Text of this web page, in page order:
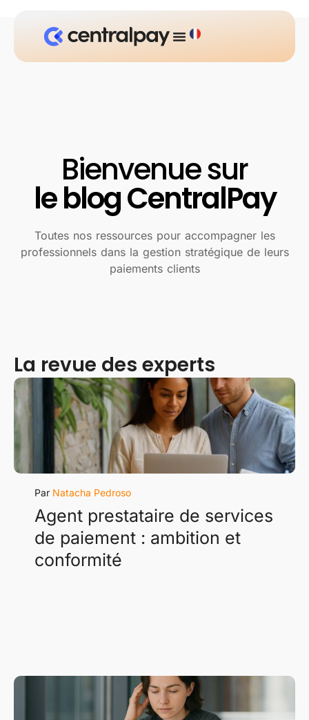
Bienvenue sur
le blog CentralPay
Toutes nos ressources pour accompagner les
professionnels dans la gestion stratégique de leurs
paiements clients
La revue des experts
Agent prestataire de services
de paiement : ambition et
conformité
Natacha Pedroso